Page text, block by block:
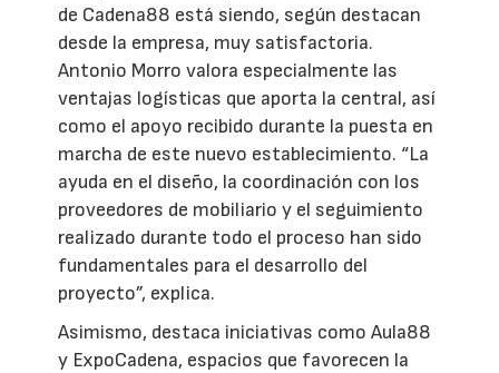
de Cadena88 está siendo, según destacan
desde la empresa, muy satisfactoria.
Antonio Morro valora especialmente las
ventajas logísticas que aporta la central, así
como el apoyo recibido durante la puesta en
marcha de este nuevo establecimiento. “La
ayuda en el diseño, la coordinación con los
proveedores de mobiliario y el seguimiento
realizado durante todo el proceso han sido
fundamentales para el desarrollo del
proyecto”, explica.
Asimismo, destaca iniciativas como Aula88
y ExpoCadena, espacios que favorecen la